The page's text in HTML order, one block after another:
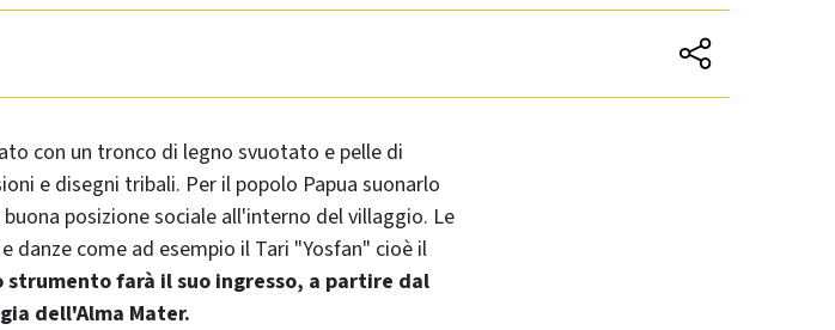
con un tronco di legno svuotato e pelle di
e disegni tribali. Per il popolo Papua suonarlo
posizione sociale all'interno del villaggio. Le
danze come ad esempio il Tari "Yosfan" cioè il
strumento farà il suo ingresso, a partire dal
dell'Alma Mater.